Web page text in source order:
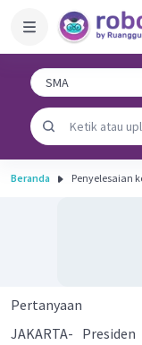
Beranda Penyelesaian
Pertanyaan
JAKARTA-